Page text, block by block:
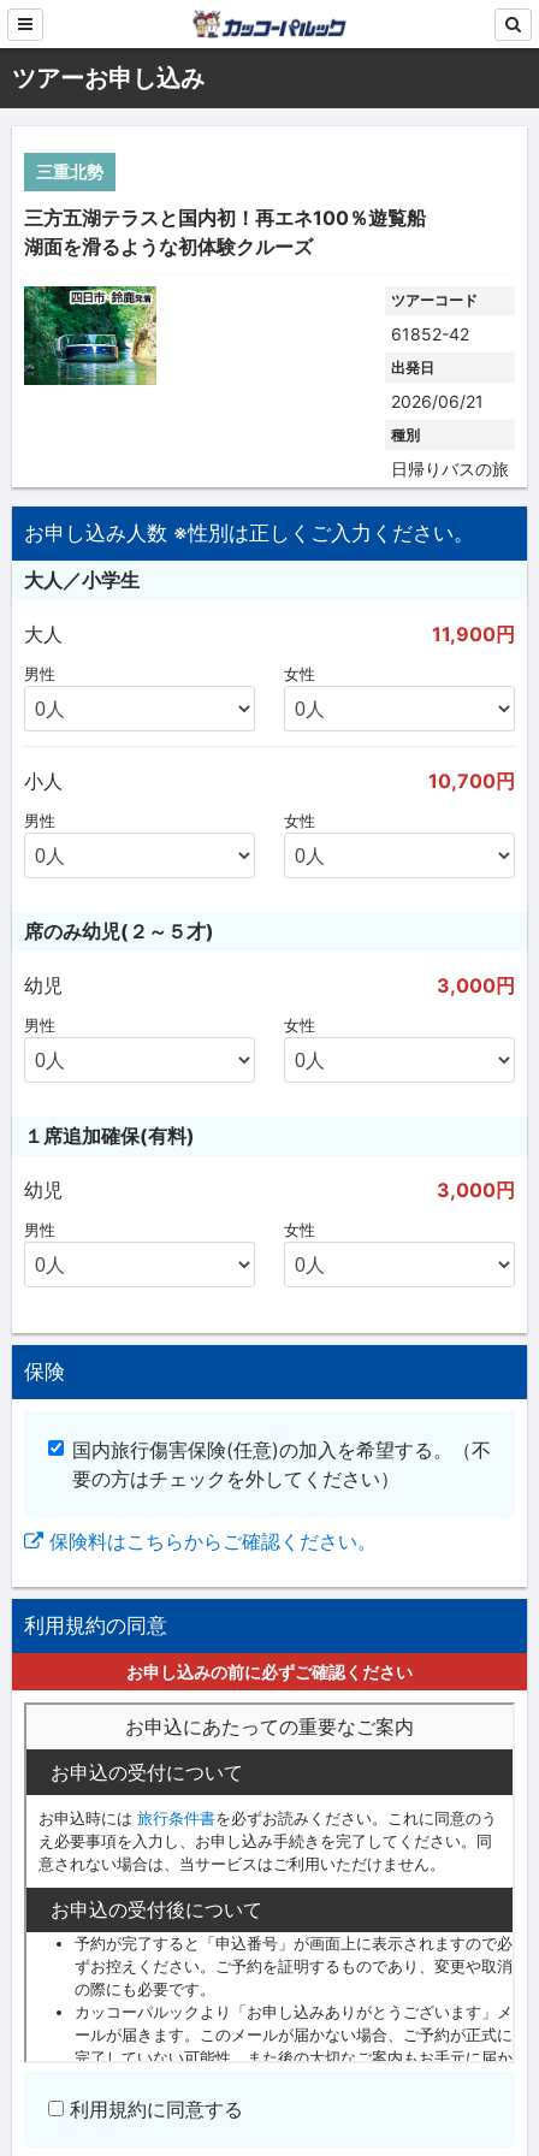
ツアーお申し込み
三重北勢
三方五湖テラスと国内初！再エネ100％遊覧船
湖面を滑るような初体験クルーズ
ツアーコード
61852-42
出発日
2026/06/21
種別
日帰りバスの旅
お申し込み人数 ※性別は正しくご入力ください。
大人／小学生
大人 11,900円
男性 女性
小人 10,700円
男性 女性
席のみ幼児(２～５才)
幼児 3,000円
男性 女性
１席追加確保(有料)
幼児 3,000円
男性 女性
保険
国内旅行傷害保険(任意)の加入を希望する。
（不
要の方はチェックを外してください）
保険料はこちらからご確認ください。
利用規約の同意
お申し込みの前に必ずご確認ください
利用規約に同意する